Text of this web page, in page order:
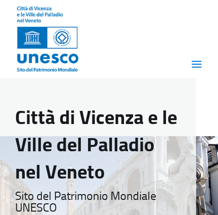
Città di Vicenza e le
Ville del Palladio
nel Veneto
Sito del Patrimonio Mondiale
UNESCO